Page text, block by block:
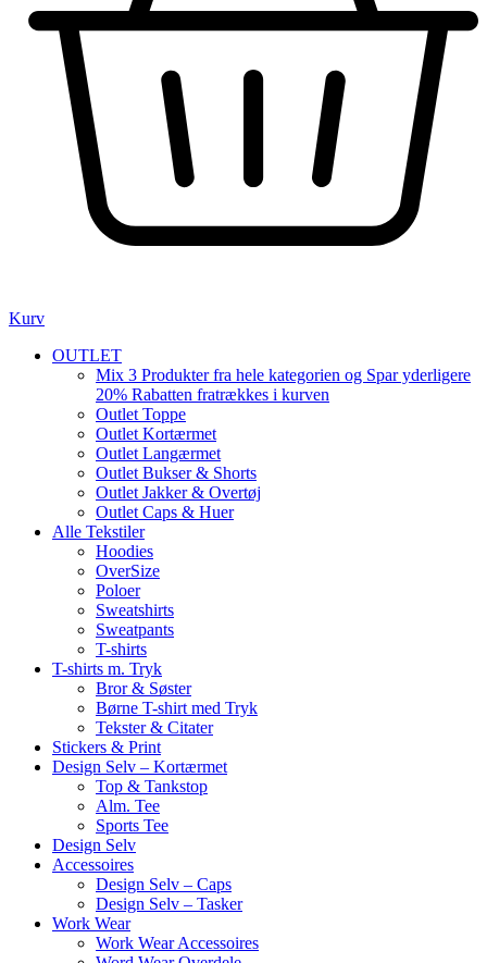
Kurv
OUTLET
Mix 3 Produkter fra hele kategorien og Spar yderligere
20% Rabatten fratrækkes i kurven
Outlet Toppe
Outlet Kortærmet
Outlet Langærmet
Outlet Bukser & Shorts
Outlet Jakker & Overtøj
Outlet Caps & Huer
Alle Tekstiler
Hoodies
OverSize
Poloer
Sweatshirts
Sweatpants
T-shirts
T-shirts m. Tryk
Bror & Søster
Børne T-shirt med Tryk
Tekster & Citater
Stickers & Print
Design Selv – Kortærmet
Top & Tankstop
Alm. Tee
Sports Tee
Design Selv
Accessoires
Design Selv – Caps
Design Selv – Tasker
Work Wear
Work Wear Accessoires